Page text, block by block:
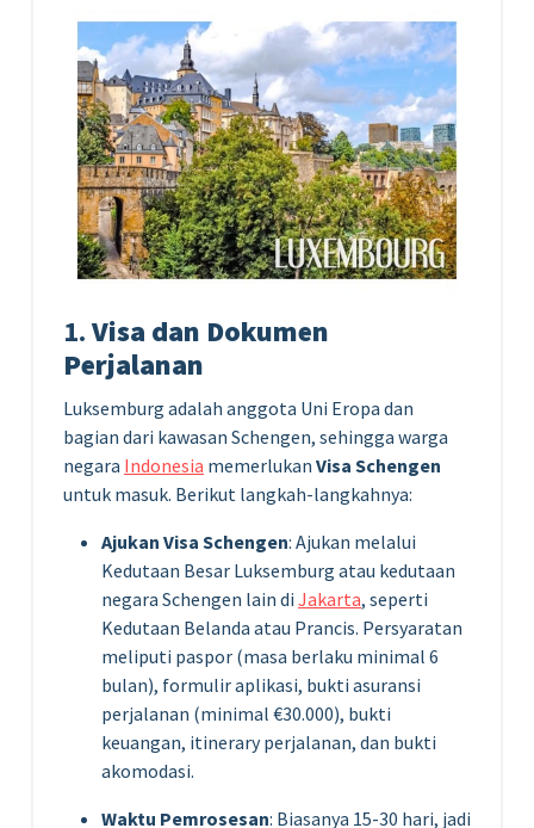
1.Visa dan Dokumen
Perjalanan
Luksemburg adalah anggota Uni Eropa dan
bagian dari kawasan Schengen, sehingga warga
negara Indonesia memerlukan Visa Schengen
untuk masuk. Berikut langkah-langkahnya:
Ajukan Visa Schengen: Ajukan melalui
Kedutaan Besar Luksemburg atau kedutaan
negara Schengen lain di Jakarta, seperti
Kedutaan Belanda atau Prancis. Persyaratan
meliputi paspor (masa berlaku minimal 6
bulan), formulir aplikasi, bukti asuransi
perjalanan (minimal €30.000), bukti
keuangan, itinerary perjalanan, dan bukti
akomodasi.
Waktu Pemrosesan: Biasanya 15-30 hari, jadi